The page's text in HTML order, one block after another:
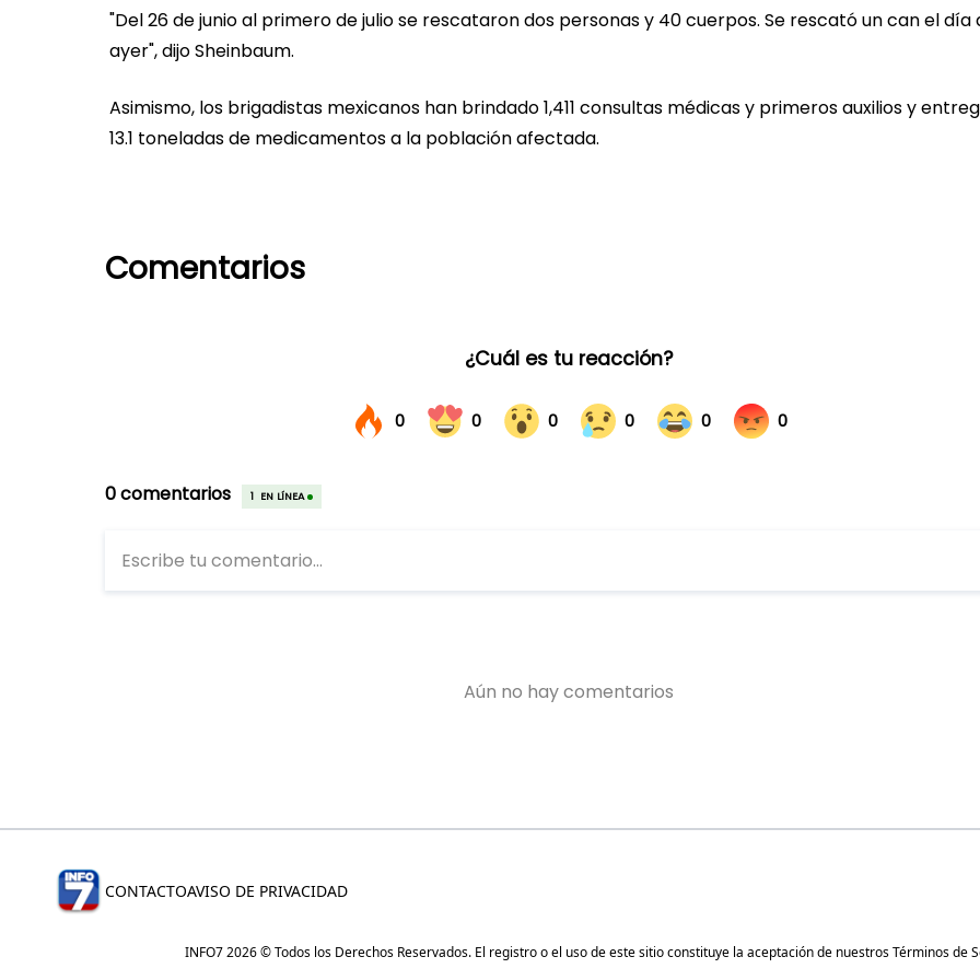
"Del 26 de junio al primero de julio se rescataron dos personas y 40 cuerpos. Se rescató un can el día
ayer", dijo Sheinbaum.
Asimismo, los brigadistas mexicanos han brindado 1,411 consultas médicas y primeros auxilios y
13.1 toneladas de medicamentos a la población afectada.
Comentarios
CONTACTOAVISO DE PRIVACIDAD
INFO7 2026 © Todos los Derechos Reservados. El registro o el uso de este sitio constituye la aceptación de nuestrosTérminos de